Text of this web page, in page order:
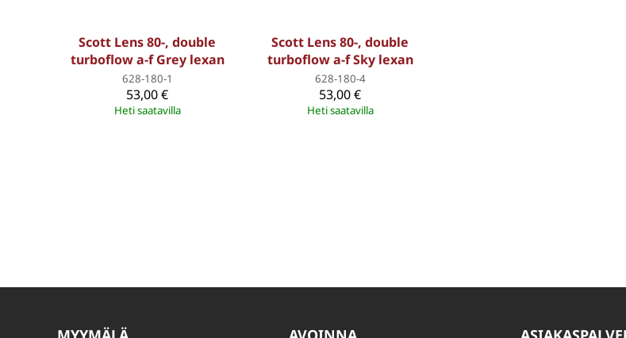
Scott Lens 80-, double
turboflow a-f Grey lexan
628-180-1
53,00 €
Heti saatavilla
Scott Lens 80-, double
turboflow a-f Sky lexan
628-180-4
53,00 €
Heti saatavilla